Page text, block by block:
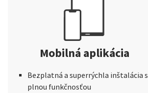
Mobilná aplikácia
Bezplatná a superrýchla inštalácia s
plnou funkčnosťou